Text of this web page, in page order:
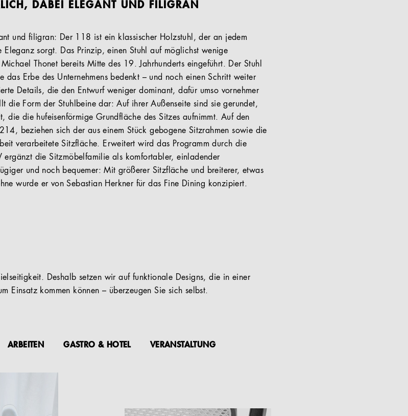
DABEI ELEGANT UND FILIGRAN
und filigran: Der 118 ist ein klassischer Holzstuhl, der an jedem
Eleganz sorgt. Das Prinzip, einen Stuhl auf möglichst wenige
Thonet bereits Mitte des 19. Jahrhunderts eingeführt. Der Stuhl
Erbe des Unternehmens bedenkt – und noch einen Schritt weiter
Details, die den Entwurf weniger dominant, dafür umso vornehmer
die Form der Stuhlbeine dar: Auf ihrer Außenseite sind sie gerundet,
die die hufeisenförmige Grundfläche des Sitzes aufnimmt. Auf den
beziehen sich der aus einem Stück gebogene Sitzrahmen sowie die
verarbeitete Sitzfläche. Erweitert wird das Programm durch die
die Sitzmöbelfamilie als komfortabler, einladender
und noch bequemer: Mit größerer Sitzfläche und breiterer, etwas
wurde er von Sebastian Herkner für das Fine Dining konzipiert.
Deshalb setzen wir auf funktionale Designs, die in einer
Einsatz kommen können – überzeugen Sie sich selbst.
ARBEITEN GASTRO & HOTEL VERANSTALTUNG